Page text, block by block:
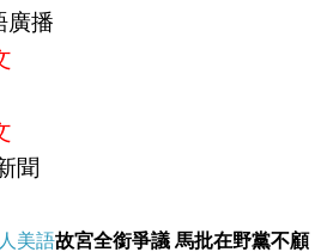
廣播
聞
美語故宮全銜爭議 馬批在野黨不顧